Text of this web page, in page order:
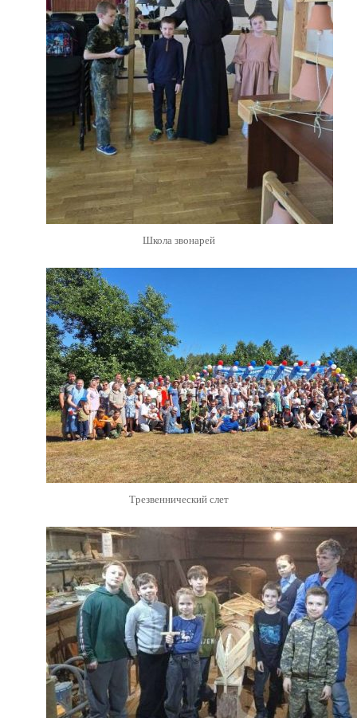
Школа звонарей
Трезвеннический слет